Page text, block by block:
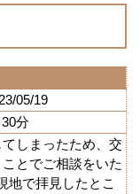
05/19
30分
しまったため、交
とでご相談をいた
地で拝見したとこ